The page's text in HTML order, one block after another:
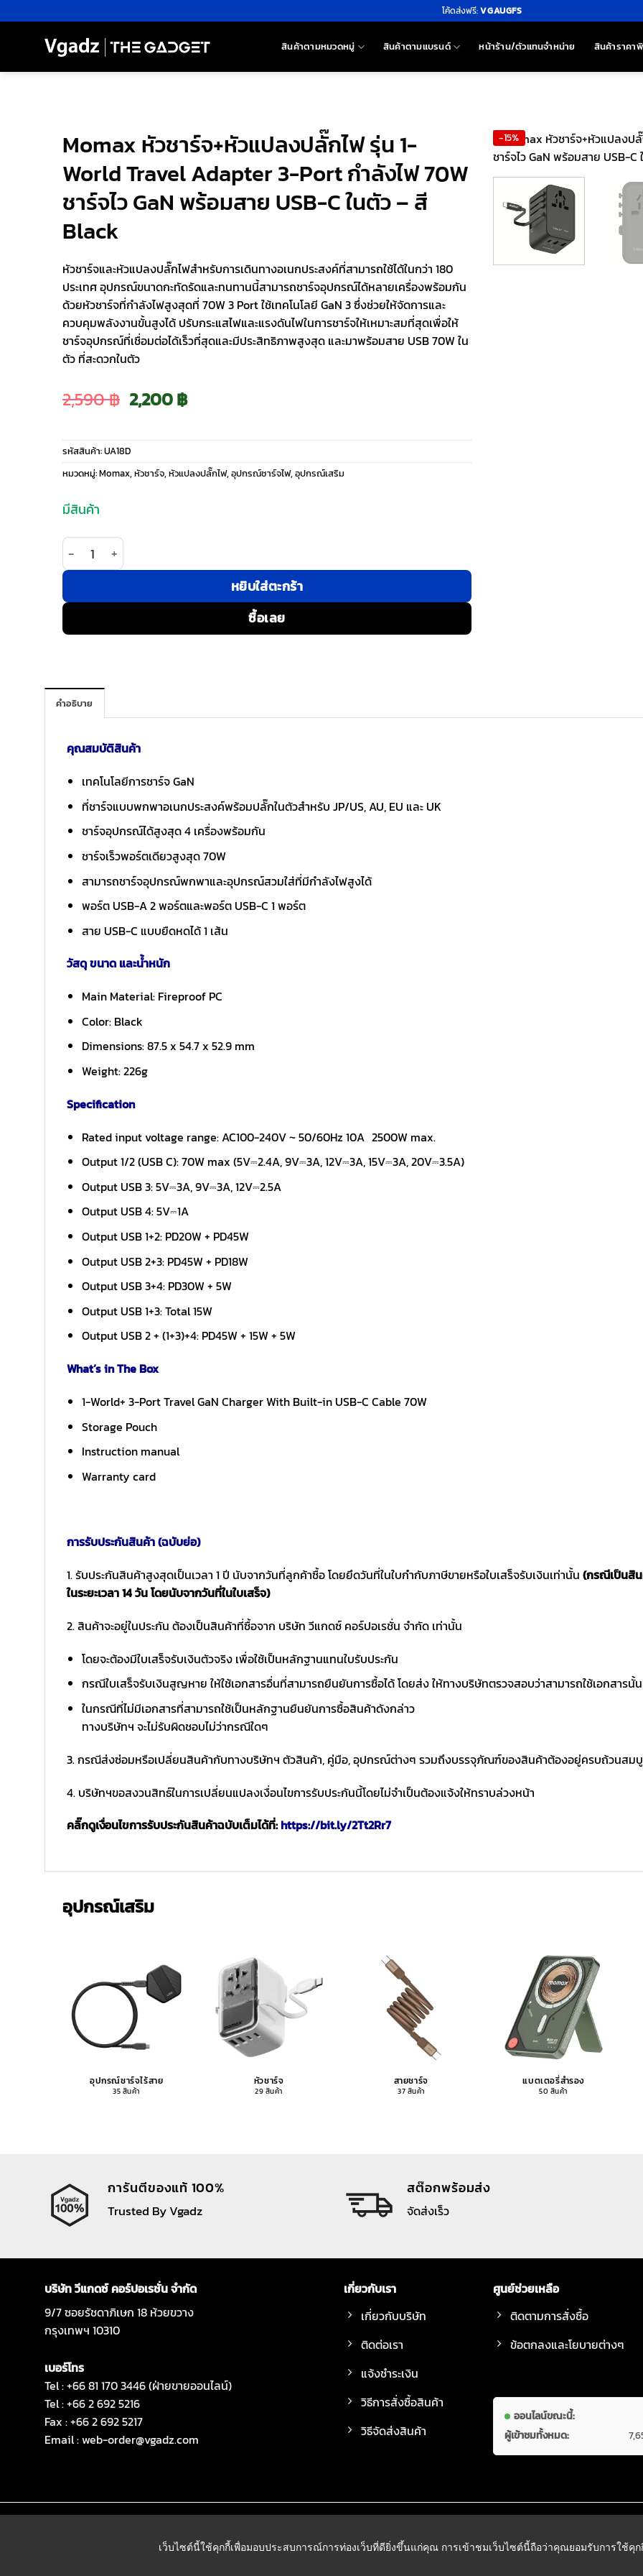
ไป
โค้ดส่งฟรี:VGAUGFS
สินค้าตามหมวดหมู่ สินค้าตามแบรนด์ หน้าร้าน/ตัวแทนจำหน่าย สินค้าราคา
Momax หัวชาร์จ+หัวแปลงปลั๊กไฟ รุ่น 1-
World Travel Adapter 3-Port กำลังไฟ 70W
ชาร์จไว GaN พร้อมสาย USB-C ในตัว – สี
Black
หัวชาร์จและหัวแปลงปลั๊กไฟสำหรับการเดินทางอเนกประสงค์ที่สามารถใช้ได้ในกว่า 180
ประเทศ อุปกรณ์ขนาดกะทัดรัดและทนทานนี้สามารถชาร์จอุปกรณ์ได้หลายเครื่องพร้อมกัน
ด้วยหัวชาร์จที่กำลังไฟสูงสุดที่ 70W 3 Port ใช้เทคโนโลยี GaN 3 ซึ่งช่วยให้จัดการและ
ควบคุมพลังงานขั้นสูงได้ ปรับกระแสไฟและแรงดันไฟในการชาร์จให้เหมาะสมที่สุดเพื่อให้
ชาร์จอุปกรณ์ที่เชื่อมต่อได้เร็วที่สุดและมีประสิทธิภาพสูงสุด และมาพร้อมสาย USB 70W ใน
ตัว ที่สะดวกในตัว
2,590฿ Original
price
was:
2,200฿Current
price
is:
รหัสสินค้า:UA18D
หมวดหมู่:Momax, หัวชาร์จ, หัวแปลงปลั๊กไฟ, อุปกรณ์ชาร์จไฟ, อุปกรณ์เสริม
มีสินค้า
จำนวน Momax หัวชาร์จ+หัวแปลงปลั๊กไฟ รุ่น 1-World Travel Adapter 3-Port กำลังไฟ 70W ชาร์จไว GaN พร้อมสาย
หยิบใส่ตะกร้า
ซื้อเลย
-15%
คำอธิบาย
คุณสมบัติสินค้า
เทคโนโลยีการชาร์จ GaN
ที่ชาร์จแบบพกพาอเนกประสงค์พร้อมปลั๊กในตัวสำหรับ JP/US, AU, EU และ UK
ชาร์จอุปกรณ์ได้สูงสุด 4 เครื่องพร้อมกัน
ชาร์จเร็วพอร์ตเดียวสูงสุด 70W
สามารถชาร์จอุปกรณ์พกพาและอุปกรณ์สวมใส่ที่มีกำลังไฟสูงได้
พอร์ต USB-A 2 พอร์ตและพอร์ต USB-C 1 พอร์ต
สาย USB-C แบบยืดหดได้ 1 เส้น
วัสดุ ขนาด และน้ำหนัก
Main Material: Fireproof PC
Color: Black
Dimensions: 87.5 x 54.7 x 52.9 mm
Weight: 226g
Specification
Rated input voltage range: AC100-240V ~ 50/60Hz 10A 2500W max.
Output 1/2 (USB C): 70W max (5V⎓2.4A, 9V⎓3A, 12V⎓3A, 15V⎓3A, 20V⎓3.5A)
Output USB 3: 5V⎓3A, 9V⎓3A, 12V⎓2.5A
Output USB 4: 5V⎓1A
Output USB 1+2: PD20W + PD45W
Output USB 2+3: PD45W + PD18W
Output USB 3+4: PD30W + 5W
Output USB 1+3: Total 15W
Output USB 2 + (1+3)+4: PD45W + 15W + 5W
What’s in The Box
1-World+ 3-Port Travel GaN Charger With Built-in USB-C Cable 70W
Storage Pouch
Instruction manual
Warranty card
การรับประกันสินค้า (ฉบับย่อ)
1. รับประกันสินค้าสูงสุดเป็นเวลา 1 ปี นับจากวันที่ลูกค้าซื้อ โดยยึดวันที่ในใบกำกับภาษีขายหรือใบเสร็จรับเงินเท่านั้น (กรณีเป็นสิน
ในระยะเวลา 14 วัน โดยนับจากวันที่ในใบเสร็จ)
2. สินค้าจะอยู่ในประกัน ต้องเป็นสินค้าที่ซื้อจาก บริษัท วีแกดซ์ คอร์ปอเรชั่น จำกัด เท่านั้น
โดยจะต้องมีใบเสร็จรับเงินตัวจริง เพื่อใช้เป็นหลักฐานแทนใบรับประกัน
กรณีใบเสร็จรับเงินสูญหาย ให้ใช้เอกสารอื่นที่สามารถยืนยันการซื้อได้ โดยส่ง ให้ทางบริษัทตรวจสอบว่าสามารถใช้เอกสารนั้
ในกรณีที่ไม่มีเอกสารที่สามารถใช้เป็นหลักฐานยืนยันการซื้อสินค้าดังกล่าว
ทางบริษัทฯ จะไม่รับผิดชอบไม่ว่ากรณีใดๆ
3. กรณีส่งซ่อมหรือเปลี่ยนสินค้ากับทางบริษัทฯ ตัวสินค้า, คู่มือ, อุปกรณ์ต่างๆ รวมถึงบรรจุภัณฑ์ของสินค้าต้องอยู่ครบถ้วนสม
4. บริษัทฯขอสงวนสิทธ์ในการเปลี่ยนแปลงเงื่อนไขการรับประกันนี้โดยไม่จำเป็นต้องแจ้งให้ทราบล่วงหน้า
คลิ๊กดูเงื่อนไขการรับประกันสินค้าฉบับเต็มได้ที่:https://bit.ly/2Tt2Rr7
อุปกรณ์เสริม
อุปกรณ์ชาร์จไร้สาย
35 สินค้า
หัวชาร์จ
29 สินค้า
สายชาร์จ
37 สินค้า
แบตเตอรี่สำรอง
50 สินค้า
การันตีของแท้ 100%
Trusted By Vgadz
สต๊อกพร้อมส่ง
จัดส่งเร็ว
บริษัท วีแกดซ์ คอร์ปอเรชั่น จำกัด
9/7 ซอยรัชดาภิเษก 18 ห้วยขวาง
กรุงเทพฯ 10310
เบอร์โทร
Tel : +66 81 170 3446 (ฝ่ายขายออนไลน์)
Tel : +66 2 692 5216
Fax : +66 2 692 5217
Email :web-order@vgadz.com
เกี่ยวกับเรา
เกี่ยวกับบริษัท
ติดต่อเรา
แจ้งชำระเงิน
วิธีการสั่งซื้อสินค้า
วิธีจัดส่งสินค้า
ศูนย์ช่วยเหลือ
ติดตามการสั่งซื้อ
ข้อตกลงและโยบายต่างๆ
ออนไลน์ขณะนี้:
ผู้เข้าชมทั้งหมด:
เว็บไซต์นี้ใช้คุกกี้เพื่อมอบประสบการณ์การท่องเว็บที่ดียิ่งขึ้นแก่คุณ การเข้าชมเว็บไซต์นี้ถือว่าคุณยอมรับการใช้คุก